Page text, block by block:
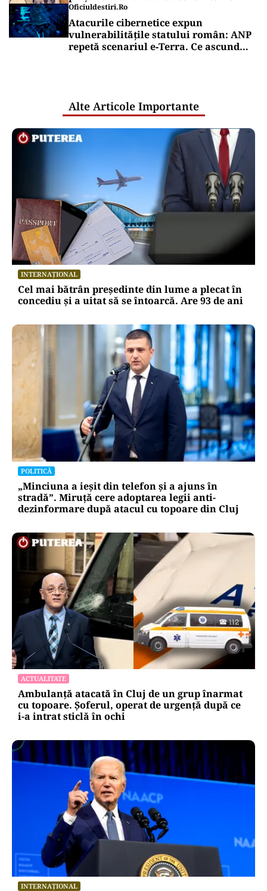
Oficiuldestiri.ro
Atacurile cibernetice expun
vulnerabilitățile statului român: ANP
repetă scenariul e‑Terra. Ce ascund
Alte Articole Importante
INTERNAȚIONAL
Cel mai bătrân președinte din lume a plecat în
concediu și a uitat să se întoarcă. Are 93 de ani
POLITICĂ
„Minciuna a ieșit din telefon și a ajuns în
stradă”. Miruță cere adoptarea legii anti-
dezinformare după atacul cu topoare din Cluj
ACTUALITATE
Ambulanță atacată în Cluj de un grup înarmat
cu topoare. Șoferul, operat de urgență după ce
i-a intrat sticlă în ochi
INTERNAȚIONAL